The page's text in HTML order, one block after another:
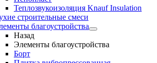
Теплозвукоизоляция Knauf Insulation
строительные смеси
благоустройства
Назад
Элементы благоустройства
Борт